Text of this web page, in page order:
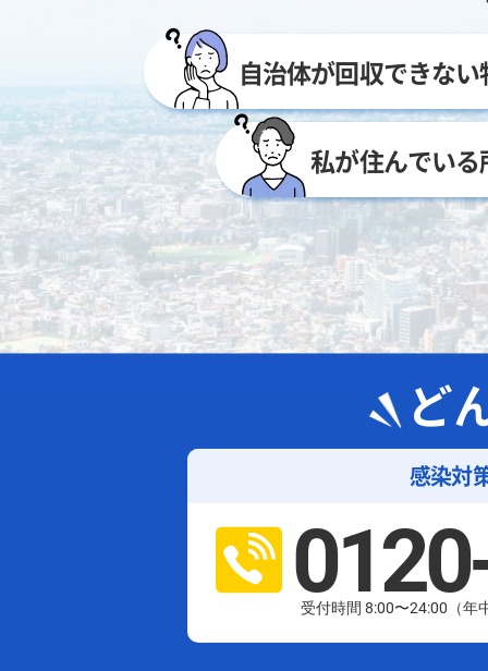
自治体が回収できな
私が住んでい
ど
感染対
受付時間 8:00〜24:00（年